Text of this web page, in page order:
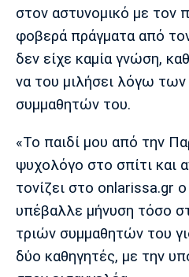
στον αστυνομικό με τον
φοβερά πράγματα από
δεν είχε καμία γνώση,
να του μιλήσει λόγω
συμμαθητών του.
«Το παιδί μου από την
ψυχολόγο στο σπίτι και
τονίζει στο onlarissa.gr
υπέβαλλε μήνυση τόσο
τριών συμμαθητών του
δύο καθηγητές, με την